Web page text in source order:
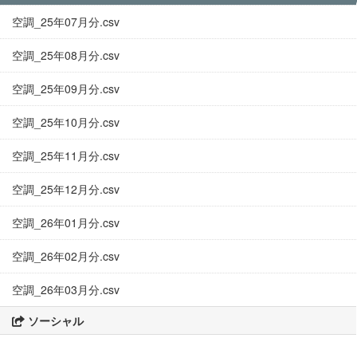
空調_25年07月分.csv
空調_25年08月分.csv
空調_25年09月分.csv
空調_25年10月分.csv
空調_25年11月分.csv
空調_25年12月分.csv
空調_26年01月分.csv
空調_26年02月分.csv
空調_26年03月分.csv
ソーシャル